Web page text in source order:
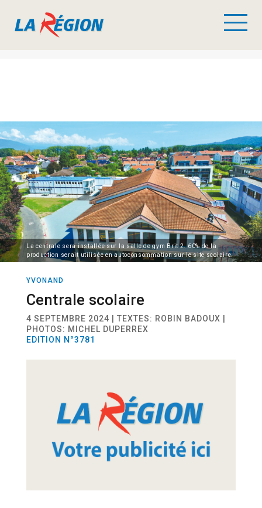
La centrale sera installée sur la salle de gym Brit 2. 60% de la
production serait utilisée en autoconsommation sur le site scolaire.
YVONAND
Centrale scolaire
4 SEPTEMBRE 2024 | TEXTES: ROBIN BADOUX |
PHOTOS: MICHEL DUPERREX
EDITION N°3781